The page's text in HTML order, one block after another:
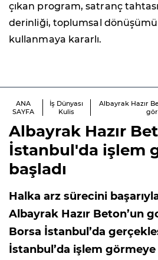
çıkan program, satranç
derinliği, toplumsal
kullanmaya kararlı.
ANA
SAYFA
İş Dünyası
Kulis
Albayrak Hazır
Albayrak Hazır
İstanbul'da işlem
başladı
Halka arz sürecini
Albayrak Hazır Beton’un
Borsa İstanbul’da
İstanbul’da işlem